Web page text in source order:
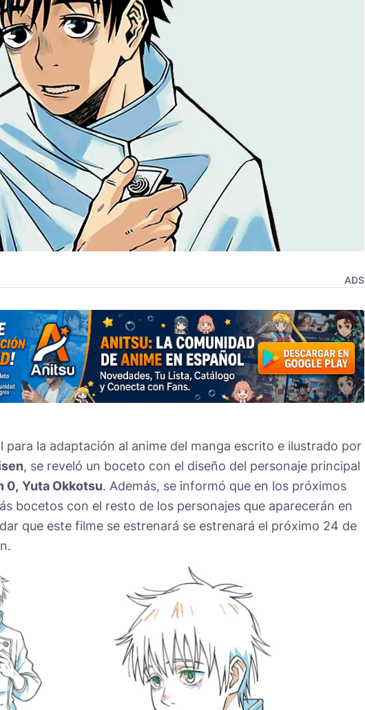
ADS
para la adaptación al anime del manga escrito e ilustrado por
, se reveló un boceto con el diseño del personaje principal
0, Yuta Okkotsu. Además, se informó que en los próximos
bocetos con el resto de los personajes que aparecerán en
que este filme se estrenará se estrenará el próximo 24 de